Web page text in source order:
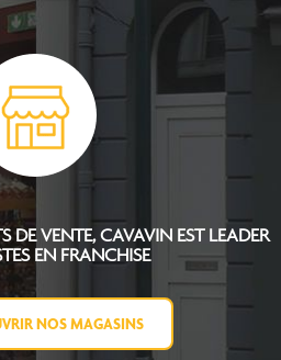
DE VENTE, CAVAVIN ESTLEADER
EN FRANCHISE
NOS MAGASINS